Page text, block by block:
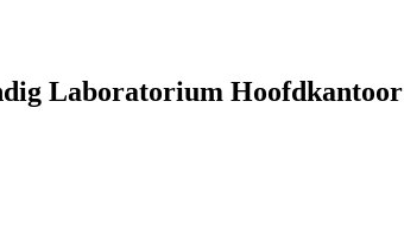
Laboratorium Hoofdkantoor